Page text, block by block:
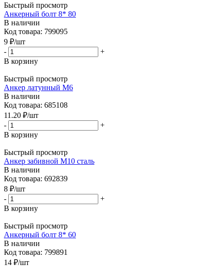
Быстрый просмотр
Анкерный болт 8* 80
В наличии
Код товара: 799095
9 ₽/шт
-
+
В корзину
Быстрый просмотр
Анкер латунный М6
В наличии
Код товара: 685108
11.20 ₽/шт
-
+
В корзину
Быстрый просмотр
Анкер забивной М10 сталь
В наличии
Код товара: 692839
8 ₽/шт
-
+
В корзину
Быстрый просмотр
Анкерный болт 8* 60
В наличии
Код товара: 799891
14 ₽/шт